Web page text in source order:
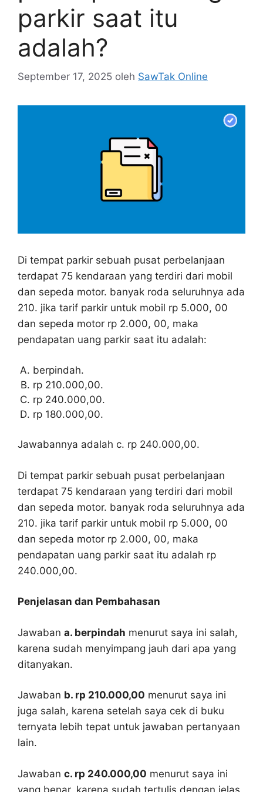
parkir saat itu
adalah?
September 17, 2025 oleh SawTak Online
Di tempat parkir sebuah pusat perbelanjaan
terdapat 75 kendaraan yang terdiri dari mobil
dan sepeda motor. banyak roda seluruhnya ada
210. jika tarif parkir untuk mobil rp 5.000, 00
dan sepeda motor rp 2.000, 00, maka
pendapatan uang parkir saat itu adalah:
berpindah.
rp 210.000,00.
rp 240.000,00.
rp 180.000,00.
Jawabannya adalah c. rp 240.000,00.
Di tempat parkir sebuah pusat perbelanjaan
terdapat 75 kendaraan yang terdiri dari mobil
dan sepeda motor. banyak roda seluruhnya ada
210. jika tarif parkir untuk mobil rp 5.000, 00
dan sepeda motor rp 2.000, 00, maka
pendapatan uang parkir saat itu adalah rp
240.000,00.
Penjelasan dan Pembahasan
Jawaban a. berpindah menurut saya ini salah,
karena sudah menyimpang jauh dari apa yang
ditanyakan.
Jawaban b. rp 210.000,00 menurut saya ini
juga salah, karena setelah saya cek di buku
ternyata lebih tepat untuk jawaban pertanyaan
lain.
Jawaban c. rp 240.000,00 menurut saya ini
yang benar, karena sudah tertulis dengan jelas